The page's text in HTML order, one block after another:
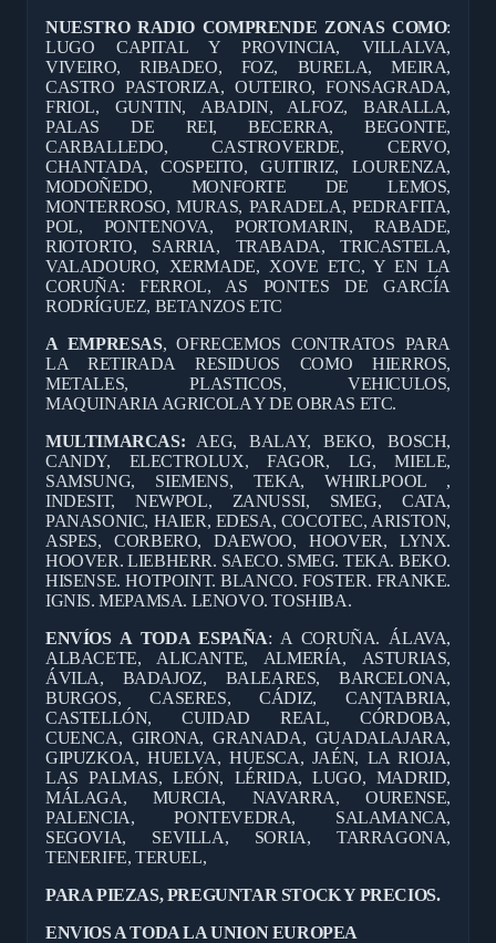
NUESTRO RADIO COMPRENDE ZONAS COMO:
LUGO CAPITAL Y PROVINCIA, VILLALVA,
VIVEIRO, RIBADEO, FOZ, BURELA, MEIRA,
CASTRO PASTORIZA, OUTEIRO, FONSAGRADA,
FRIOL, GUNTIN, ABADIN, ALFOZ, BARALLA,
PALAS DE REI, BECERRA, BEGONTE,
CARBALLEDO, CASTROVERDE, CERVO,
CHANTADA, COSPEITO, GUITIRIZ, LOURENZA,
MODOÑEDO, MONFORTE DE LEMOS,
MONTERROSO, MURAS, PARADELA, PEDRAFITA,
POL, PONTENOVA, PORTOMARIN, RABADE,
RIOTORTO, SARRIA, TRABADA, TRICASTELA,
VALADOURO, XERMADE, XOVE ETC, Y EN LA
CORUÑA: FERROL, AS PONTES DE GARCÍA
RODRÍGUEZ, BETANZOS ETC
A EMPRESAS, OFRECEMOS CONTRATOS PARA
LA RETIRADA RESIDUOS COMO HIERROS,
METALES, PLASTICOS, VEHICULOS,
MAQUINARIA AGRICOLA Y DE OBRAS ETC.
MULTIMARCAS: AEG, BALAY, BEKO, BOSCH,
CANDY, ELECTROLUX, FAGOR, LG, MIELE,
SAMSUNG, SIEMENS, TEKA, WHIRLPOOL ,
INDESIT, NEWPOL, ZANUSSI, SMEG, CATA,
PANASONIC, HAIER, EDESA, COCOTEC, ARISTON,
ASPES, CORBERO, DAEWOO, HOOVER, LYNX.
HOOVER. LIEBHERR. SAECO. SMEG. TEKA. BEKO.
HISENSE. HOTPOINT. BLANCO. FOSTER. FRANKE.
IGNIS. MEPAMSA. LENOVO. TOSHIBA.
ENVÍOS A TODA ESPAÑA: A CORUÑA. ÁLAVA,
ALBACETE, ALICANTE, ALMERÍA, ASTURIAS,
ÁVILA, BADAJOZ, BALEARES, BARCELONA,
BURGOS, CASERES, CÁDIZ, CANTABRIA,
CASTELLÓN, CUIDAD REAL, CÓRDOBA,
CUENCA, GIRONA, GRANADA, GUADALAJARA,
GIPUZKOA, HUELVA, HUESCA, JAÉN, LA RIOJA,
LAS PALMAS, LEÓN, LÉRIDA, LUGO, MADRID,
MÁLAGA, MURCIA, NAVARRA, OURENSE,
PALENCIA, PONTEVEDRA, SALAMANCA,
SEGOVIA, SEVILLA, SORIA, TARRAGONA,
TENERIFE, TERUEL,
PARA PIEZAS, PREGUNTAR STOCK Y PRECIOS.
ENVIOS A TODA LA UNION EUROPEA